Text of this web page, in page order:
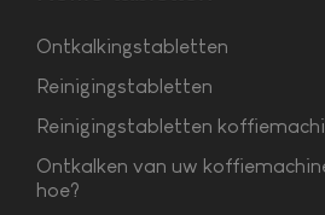
Ontkalkingstabletten
Reinigingstabletten
Reinigingstabletten
Ontkalken van uw
hoe?